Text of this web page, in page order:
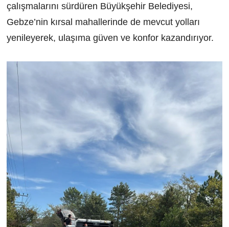
çalışmalarını sürdüren Büyükşehir Belediyesi,
Gebze’nin kırsal mahallerinde de mevcut yolları
yenileyerek, ulaşıma güven ve konfor kazandırıyor.